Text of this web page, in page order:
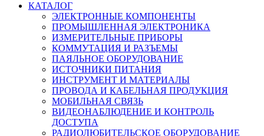
КАТАЛОГ
ЭЛЕКТРОННЫЕ КОМПОНЕНТЫ
ПРОМЫШЛЕННАЯ ЭЛЕКТРОНИКА
ИЗМЕРИТЕЛЬНЫЕ ПРИБОРЫ
КОММУТАЦИЯ И РАЗЪЕМЫ
ПАЯЛЬНОЕ ОБОРУДОВАНИЕ
ИСТОЧНИКИ ПИТАНИЯ
ИНСТРУМЕНТ И МАТЕРИАЛЫ
ПРОВОДА И КАБЕЛЬНАЯ ПРОДУКЦИЯ
МОБИЛЬНАЯ СВЯЗЬ
ВИДЕОНАБЛЮДЕНИЕ И КОНТРОЛЬ
ДОСТУПА
РАДИОЛЮБИТЕЛЬСКОЕ ОБОРУДОВАНИЕ